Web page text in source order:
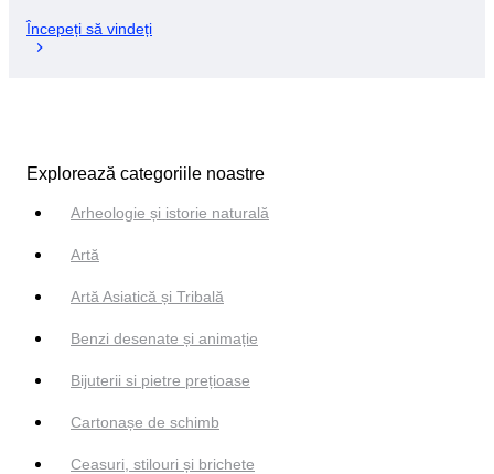
Începeți să vindeți
Explorează categoriile noastre
Arheologie și istorie naturală
Artă
Artă Asiatică și Tribală
Benzi desenate și animație
Bijuterii si pietre prețioase
Cartonașe de schimb
Ceasuri, stilouri și brichete